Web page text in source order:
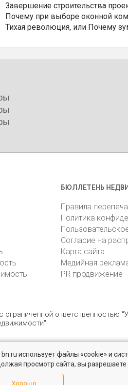
рынке
Петербурге и области от
Завершение строительства
Почему при выборе оконной
Тихая революция, или Почему
БЮЛЛЕТЕНЬ
Правила
Политика
Согласие на
Карта сайта
Медийная
PR продвижение
ограниченной ответственностью
8 (812) 331-93-56
bn.ru использует файлы «cookie» и
просмотр сайта, вы
Хорошо